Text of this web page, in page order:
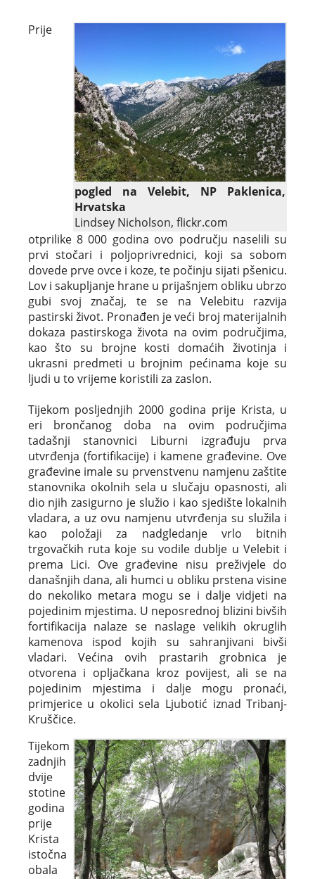
pogled na Velebit, NP Paklenica,
Hrvatska
Lindsey Nicholson, flickr.com
Prije
otprilike 8 000 godina ovo području naselili su
prvi stočari i poljoprivrednici, koji sa sobom
dovede prve ovce i koze, te počinju sijati pšenicu.
Lov i sakupljanje hrane u prijašnjem obliku ubrzo
gubi svoj značaj, te se na Velebitu razvija
pastirski život. Pronađen je veći broj materijalnih
dokaza pastirskoga života na ovim područjima,
kao što su brojne kosti domaćih životinja i
ukrasni predmeti u brojnim pećinama koje su
ljudi u to vrijeme koristili za zaslon.
Tijekom posljednjih 2000 godina prije Krista, u
eri brončanog doba na ovim područjima
tadašnji stanovnici Liburni izgrađuju prva
utvrđenja (fortifikacije) i kamene građevine. Ove
građevine imale su prvenstvenu namjenu zaštite
stanovnika okolnih sela u slučaju opasnosti, ali
dio njih zasigurno je služio i kao sjedište lokalnih
vladara, a uz ovu namjenu utvrđenja su služila i
kao položaji za nadgledanje vrlo bitnih
trgovačkih ruta koje su vodile dublje u Velebit i
prema Lici. Ove građevine nisu preživjele do
današnjih dana, ali humci u obliku prstena visine
do nekoliko metara mogu se i dalje vidjeti na
pojedinim mjestima. U neposrednoj blizini bivših
fortifikacija nalaze se naslage velikih okruglih
kamenova ispod kojih su sahranjivani bivši
vladari. Većina ovih prastarih grobnica je
otvorena i opljačkana kroz povijest, ali se na
pojedinim mjestima i dalje mogu pronaći,
primjerice u okolici sela Ljubotić iznad Tribanj-
Kruščice.
Tijekom
zadnjih
dvije
stotine
godina
prije
Krista
istočna
obala